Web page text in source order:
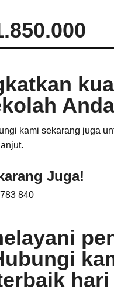
kami sekarang juga
Juga!
840